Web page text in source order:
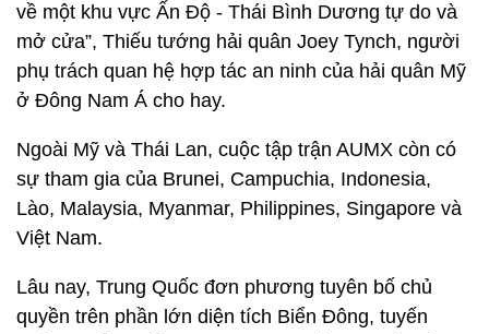
về một khu vực Ấn Độ - Thái Bình Dương tự do và
mở cửa”, Thiếu tướng hải quân Joey Tynch, người
phụ trách quan hệ hợp tác an ninh của hải quân Mỹ
ở Đông Nam Á cho hay.
Ngoài Mỹ và Thái Lan, cuộc tập trận AUMX còn có
sự tham gia của Brunei, Campuchia, Indonesia,
Lào, Malaysia, Myanmar, Philippines, Singapore và
Việt Nam.
Lâu nay, Trung Quốc đơn phương tuyên bố chủ
quyền trên phần lớn diện tích Biển Đông, tuyến